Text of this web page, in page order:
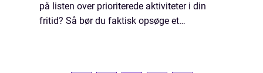
på listen over prioriterede aktiviteter i din
fritid? Så bør du faktisk opsøge et